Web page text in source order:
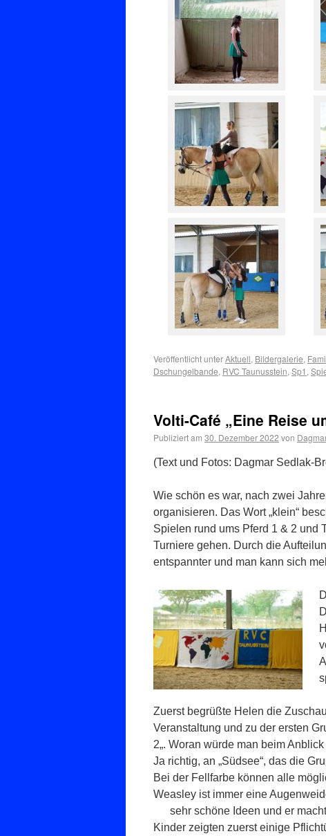
Veröffentlicht unterAktuell, Bildergalerie,
Dschungelbande, RVC Taunusstein, Sp1 ,
Volti-Café „Eine Reise
Publiziert am 30. Dezember 2022 von
(Text und Fotos: Dagmar Sedlak-
Wie schön es war, nach zwei
organisieren. Das Wort „klein“
Spielen rund ums Pferd 1 & 2 und
Turniere gehen. Durch die
entspannter und man kann sich
Zuerst begrüßte Helen die
Veranstaltung und zu der ersten
2„. Woran würde man beim
Ja richtig, an „Südsee“, das die
Bei der Fellfarbe können alle
Weasley ist immer eine
sehr schöne Ideen und er
Kinder zeigten zuerst einige